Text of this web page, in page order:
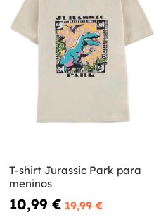
T-shirt Jurassic Park para
meninos
10,99 € 19,99 €